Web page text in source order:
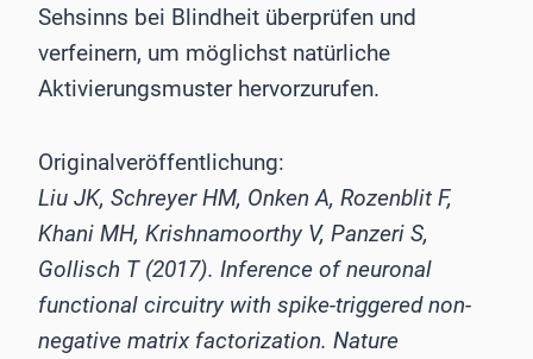
Sehsinns bei Blindheit überprüfen und
verfeinern, um möglichst natürliche
Aktivierungsmuster hervorzurufen.
Originalveröffentlichung:
Liu JK, Schreyer HM, Onken A, Rozenblit F,
Khani MH, Krishnamoorthy V, Panzeri S,
Gollisch T (2017). Inference of neuronal
functional circuitry with spike-triggered non-
negative matrix factorization. Nature